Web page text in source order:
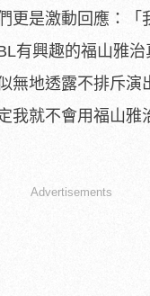
更是激動回應：「
有興趣的福山雅治
無地透露不排斥演
我就不會用福山雅
Advertisements